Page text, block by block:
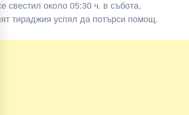
свестил около 05:30 ч. в събота,
тираджия успял да потърси помощ.